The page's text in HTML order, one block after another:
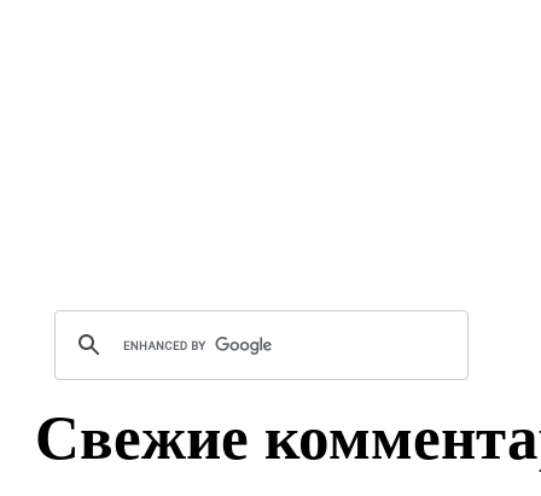
Свежие